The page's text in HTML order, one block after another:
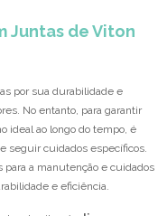
Juntas de Viton
por sua durabilidade e
No entanto, para garantir
ideal ao longo do tempo, é
seguir cuidados específicos.
para a manutenção e cuidados
e eficiência.